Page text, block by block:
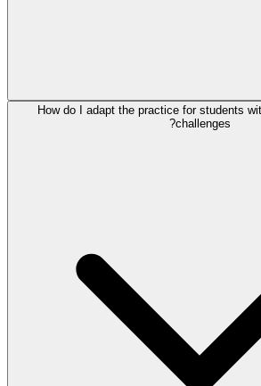
How do I adapt the practice for students
challenges?